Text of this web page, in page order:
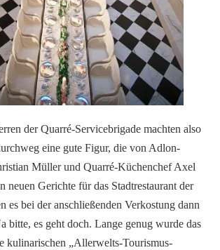
der Quarré-Servicebrigade machten also
eine gute Figur, die von Adlon-
Müller und Quarré-Küchenchef Axel
neuen Gerichte für das Stadtrestaurant der
es bei der anschließenden Verkostung dann
bitte, es geht doch. Lange genug wurde das
kulinarischen „Allerwelts-Tourismus-